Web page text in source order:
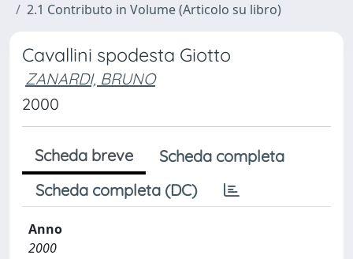
2.1 Contributo in Volume (Articolo su libro)
Cavallini spodesta Giotto
ZANARDI, BRUNO
2000
Scheda breve
Scheda completa
Scheda completa (DC)
Anno
2000